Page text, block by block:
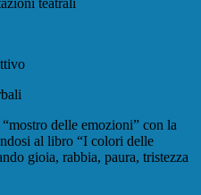
teatrali
delle emozioni” con la
al libro “I colori delle
gioia, rabbia, paura, tristezza